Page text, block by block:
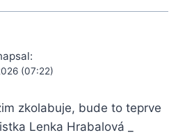
(07:22)
zkolabuje, bude to teprve
Lenka Hrabalová _